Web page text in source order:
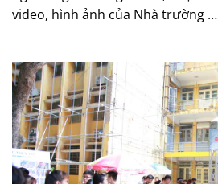
video, hình ảnh của Nhà trường …